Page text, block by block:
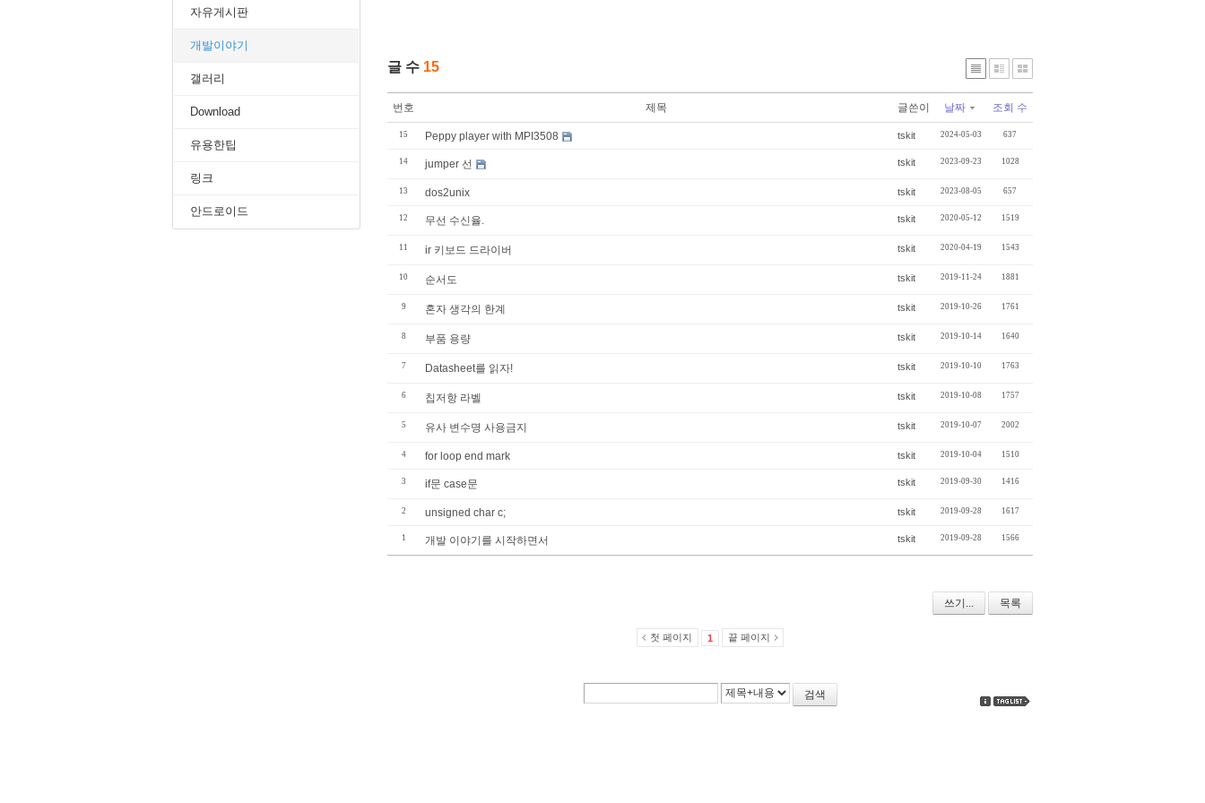
자유게시판
개발이야기
갤러리
Download
유용한팁
링크
안드로이드
글 수 15
번호 제목 글쓴이 날짜 조회 수
15 Peppy player with MPI3508 tskit 2024-05-03 637
14 jumper 선 tskit 2023-09-23 1028
13 dos2unix tskit 2023-08-05 657
12 무선 수신율. tskit 2020-05-12 1519
11 ir 키보드 드라이버 tskit 2020-04-19 1543
10 순서도 tskit 2019-11-24 1881
9 혼자 생각의 한계 tskit 2019-10-26 1761
8 부품 용량 tskit 2019-10-14 1640
7 Datasheet를 읽자! tskit 2019-10-10 1763
6 칩저항 라벨 tskit 2019-10-08 1757
5 유사 변수명 사용금지 tskit 2019-10-07 2002
4 for loop end mark tskit 2019-10-04 1510
3 if문 case문 tskit 2019-09-30 1416
2 unsigned char c; tskit 2019-09-28 1617
1 개발 이야기를 시작하면서 tskit 2019-09-28 1566
쓰기... 목록
첫 페이지 1 끝 페이지
검색